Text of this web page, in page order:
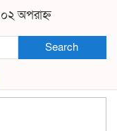
অপরাহ্ন
Search